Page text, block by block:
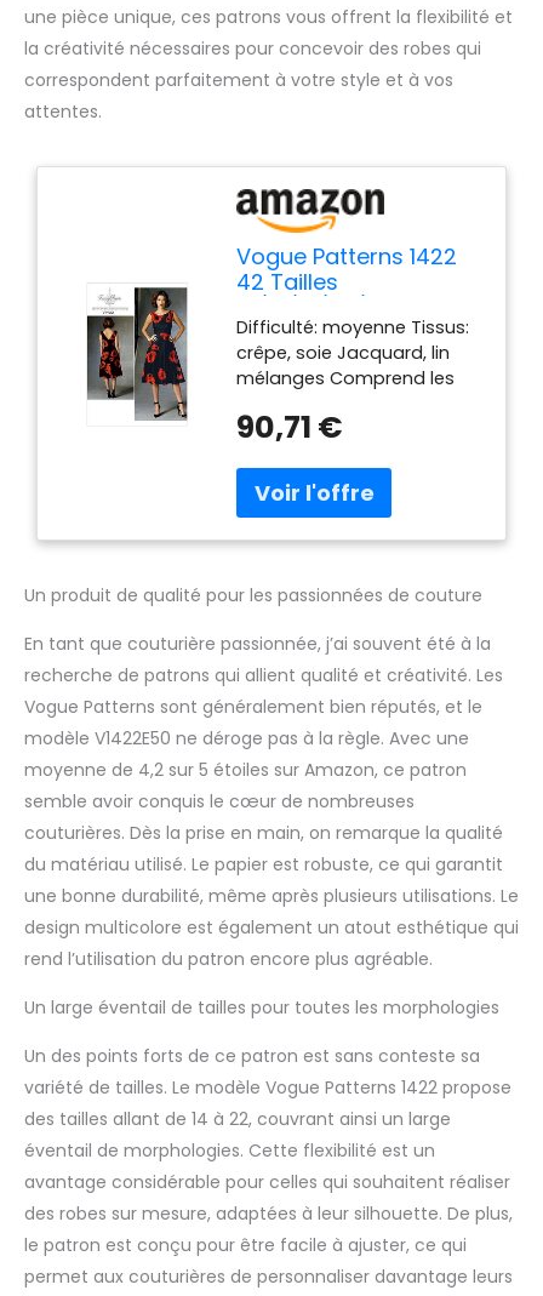
une pièce unique, ces patrons vous offrent la flexibilité et
la créativité nécessaires pour concevoir des robes qui
correspondent parfaitement à votre style et à vos
attentes.
Vogue Patterns 1422
42 Tailles
de Robes pour Femme
Multicolore
Difficulté: moyenne Tissus:
crêpe, soie Jacquard, lin
mélanges Comprend les
instructions de couture
American design Tracey
Reese
90,71 €
Un produit de qualité pour les passionnées de couture
En tant que couturière passionnée, j’ai souvent été à la
recherche de patrons qui allient qualité et créativité. Les
Vogue Patterns sont généralement bien réputés, et le
modèle V1422E50 ne déroge pas à la règle. Avec une
moyenne de 4,2 sur 5 étoiles sur Amazon, ce patron
semble avoir conquis le cœur de nombreuses
couturières. Dès la prise en main, on remarque la qualité
du matériau utilisé. Le papier est robuste, ce qui garantit
une bonne durabilité, même après plusieurs utilisations. Le
design multicolore est également un atout esthétique qui
rend l’utilisation du patron encore plus agréable.
Un large éventail de tailles pour toutes les morphologies
Un des points forts de ce patron est sans conteste sa
variété de tailles. Le modèle Vogue Patterns 1422 propose
des tailles allant de 14 à 22, couvrant ainsi un large
éventail de morphologies. Cette flexibilité est un
avantage considérable pour celles qui souhaitent réaliser
des robes sur mesure, adaptées à leur silhouette. De plus,
le patron est conçu pour être facile à ajuster, ce qui
permet aux couturières de personnaliser davantage leurs